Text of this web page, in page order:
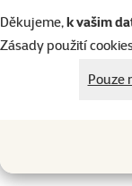
Děkujeme,k vašim
Zásady použití
Pouze
Produkty v akci
TOP cena
Tip z letního